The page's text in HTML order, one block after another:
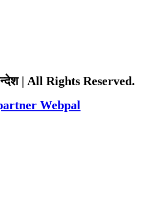
| All Rights Reserved.
Webpal